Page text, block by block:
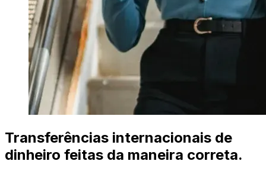
Transferências internacionais de
dinheiro feitas da maneira correta.